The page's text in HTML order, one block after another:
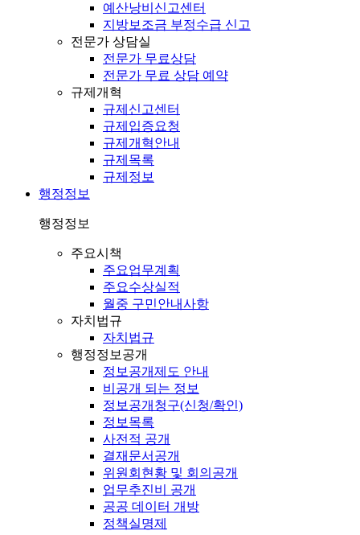
예산낭비신고센터
지방보조금 부정수급 신고
전문가 상담실
전문가 무료상담
전문가 무료 상담 예약
규제개혁
규제신고센터
규제입증요청
규제개혁안내
규제목록
규제정보
행정정보
행정정보
주요시책
주요업무계획
주요수상실적
월중 구민안내사항
자치법규
자치법규
행정정보공개
정보공개제도 안내
비공개 되는 정보
정보공개청구(신청/확인)
정보목록
사전적 공개
결재문서공개
위원회현황 및 회의공개
업무추진비 공개
공공 데이터 개방
정책실명제